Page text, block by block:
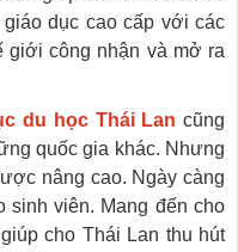
dục cao cấp với các
giới công nhận và mở ra
du học Thái Lan cũng
quốc gia khác. Nhưng
nâng cao. Ngày càng
sinh viên. Mang đến cho
cho Thái Lan thu hút